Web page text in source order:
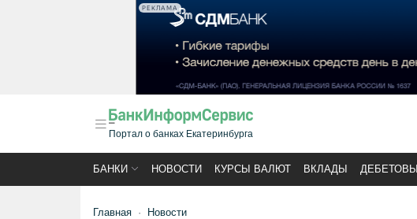
РЕКЛАМА
Портал о банках Екатеринбурга
БАНКИ НОВОСТИ КУРСЫ ВАЛЮТ ВКЛАДЫ
Главная Новости